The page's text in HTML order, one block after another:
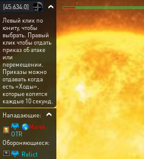
[45:634:0]
Левый клик по
юниту, чтобы
выбрать. Правый
клик чтобы отдать
приказ об атаке
или
перемещении.
Приказы можно
отдавать когда
есть «Ходы»,
которые копятся
каждые 10 секунд.
Нападающие:
🌎Marek
OTR
Обороняющиеся:
Relict